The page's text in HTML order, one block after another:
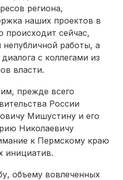
региона,
наших проектов в
происходит сейчас,
работы, а
с коллегами из
власти.
прежде всего
России
Мишустину и его
Николаевичу
к Пермскому краю
инициатив.
объему вовлеченных